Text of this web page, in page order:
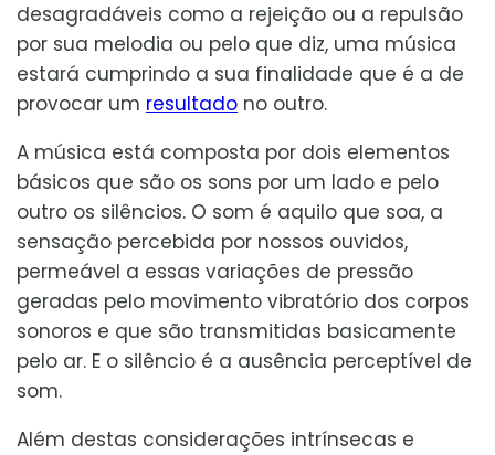
desagradáveis como a rejeição ou a repulsão
por sua melodia ou pelo que diz, uma música
estará cumprindo a sua finalidade que é a de
provocar um resultado no outro.
A música está composta por dois elementos
básicos que são os sons por um lado e pelo
outro os silêncios. O som é aquilo que soa, a
sensação percebida por nossos ouvidos,
permeável a essas variações de pressão
geradas pelo movimento vibratório dos corpos
sonoros e que são transmitidas basicamente
pelo ar. E o silêncio é a ausência perceptível de
som.
Além destas considerações intrínsecas e